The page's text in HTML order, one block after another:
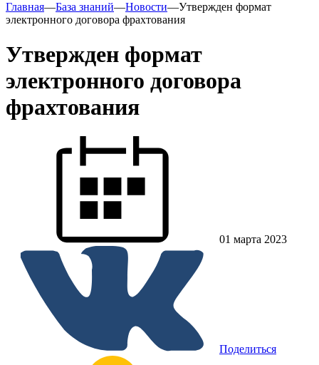
Главная—База знаний—Новости—Утвержден формат
электронного договора фрахтования
Утвержден формат
электронного договора
фрахтования
01 марта 2023
Поделиться